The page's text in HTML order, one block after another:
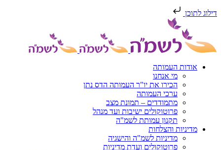
דילוג לתוכן
אודות העמותה
מי אנחנו
הכירו את יו"ר העמותה הדס נתן
ערכי העמותה
מתמודדים – תמונת מצב
פרוטוקולים ישיבות ועד מנהל
תקנון עמותת לשמ"ה
מדיניות והצלחות
מדיניות לשמ"ה והישגיה
פרוטוקולים ועדת מדיניות